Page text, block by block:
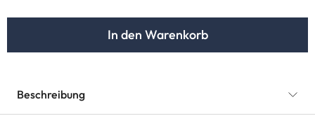
In den Warenkorb
Beschreibung